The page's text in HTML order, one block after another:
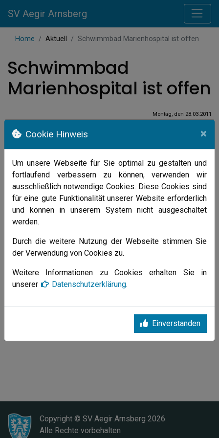
SV Aegir Arnsberg
Home Aktuell Schwimmbad Marienhospital ist offen
Schwimmbad
Marienhospital ist offen
Montag, den 28.03.2011
N ist ab dem 28.3. Aquapower wieder
möglich.
Allen Teilnehmerinnen viel Spaß.
Michael Küsgen
Alle News (Archiv)
Copyright © SV Aegir Arnsberg 2026
Alle Rechte vorbehalten
Cookie Hinweis ×
Um unsere Webseite für Sie optimal zu gestalten und
fortlaufend verbessern zu können, verwenden wir
ausschließlich notwendige Cookies. Diese Cookies sind
für eine gute Funktionalität unserer Website erforderlich
und können in unserem System nicht ausgeschaltet
werden.
Durch die weitere Nutzung der Webseite stimmen Sie
der Verwendung von Cookies zu.
Weitere Informationen zu Cookies erhalten Sie in
unserer
Datenschutzerklärung.
Einverstanden